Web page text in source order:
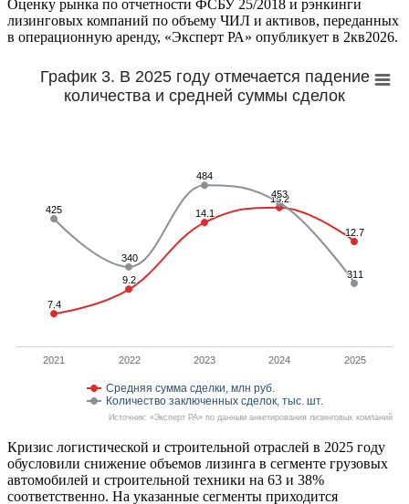
Оценку рынка по отчетности ФСБУ 25/2018 и рэнкинги
лизинговых компаний по объему ЧИЛ и активов, переданных
в операционную аренду, «Эксперт РА» опубликует в 2кв2026.
График 3. В 2025 году отмечается падение
количества и средней суммы сделок
7.4
7.4
9.2
9.2
14.1
14.1
15.2
15.2
12.7
12.7
425
425
340
340
484
484
453
453
311
311
Средняя сумма сделки, млн руб.
Количество заключенных сделок, тыс. шт.
2021 2022 2023 2024 2025
Источник: «Эксперт РА» по данным анкетирования лизинговых компаний
Кризис логистической и строительной отраслей в 2025 году
обусловили снижение объемов лизинга в сегменте грузовых
автомобилей и строительной техники на 63 и 38%
соответственно. На указанные сегменты приходится